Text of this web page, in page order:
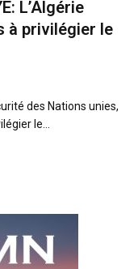
L’Algérie
à privilégier le
des Nations unies,
le…